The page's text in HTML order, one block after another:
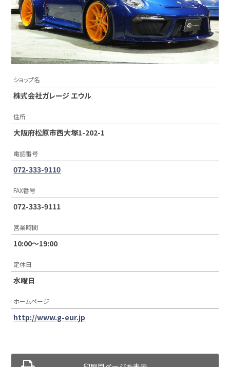
ショップ名
株式会社ガレージ エウル
住所
大阪府松原市西大塚1-202-1
電話番号
072-333-9110
FAX番号
072-333-9111
営業時間
10:00〜19:00
定休日
水曜日
ホームページ
http://www.g-eur.jp